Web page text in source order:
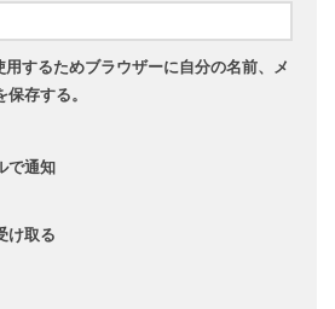
用するためブラウザーに自分の名前、メ
存する。
で通知
け取る